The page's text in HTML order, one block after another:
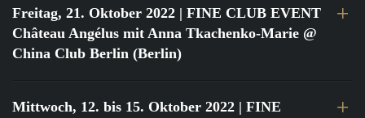
Freitag, 21. Oktober 2022 | FINE CLUB EVENT
Château Angélus mit Anna Tkachenko-Marie @
China Club Berlin (Berlin)
Mittwoch, 12. bis 15. Oktober 2022 | FINE